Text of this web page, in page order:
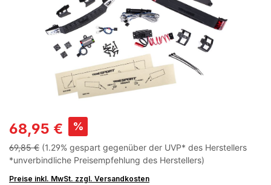
68,95 € %
69,85 € (1.29% gespart gegenüber der UVP* des Herstellers
*unverbindliche Preisempfehlung des Herstellers)
Preise inkl. MwSt. zzgl. Versandkosten